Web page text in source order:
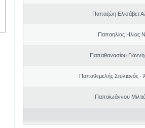
Παπαζώη Ελισάβετ
Παπαηλίας Ηλίας
Παπαθανασίου
Παπαθεμελής Στυλιανός -
Παπαϊωάννου